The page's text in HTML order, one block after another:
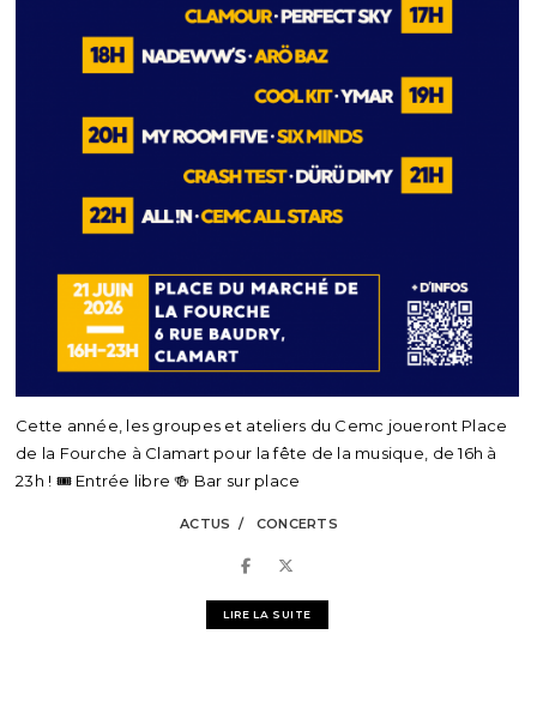
Cette année, les groupes et ateliers du Cemc joueront Place
de la Fourche à Clamart pour la fête de la musique, de 16h à
23h ! 🎟️ Entrée libre 🍻 Bar sur place
ACTUS CONCERTS
LIRE LA SUITE